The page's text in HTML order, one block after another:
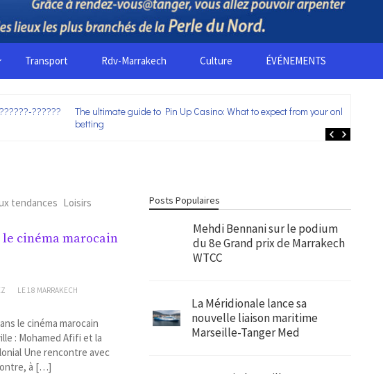
Transport Rdv-Marrakech Culture ÉVÉNEMENTS
??????
The ultimate guide to Pin Up Casino: What to expect from your online
betting
tendances Loisirs
cinéma marocain
LE 18 MARRAKECH
le cinéma marocain
: Mohamed Afifi et la
Une rencontre avec
à […]
Posts Populaires
Mehdi Bennani sur le podium
du 8e Grand prix de Marrakech
WTCC
La Méridionale lance sa
nouvelle liaison maritime
Marseille-Tanger Med